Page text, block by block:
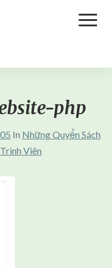
php
In Những Quyển Sách
Viên